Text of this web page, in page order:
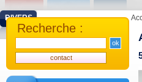
DIVERS
Recherche :